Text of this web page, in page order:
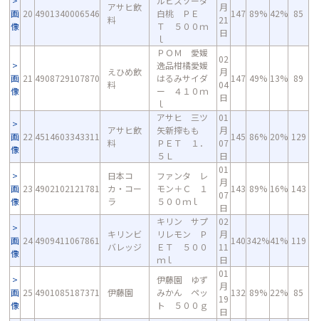
画
像
20 4901340006546
アサヒ飲
料
白桃 ＰＥ
Ｔ ５００ｍ
ｌ
月
21
日
147 89% 42% 85
画
像
21 4908729107870
えひめ飲
料
ＰＯＭ 愛媛
逸品柑橘愛媛
はるみサイダ
ー ４１０ｍ
ｌ
02
月
04
日
147 49% 13% 89
画
像
22 4514603343311
アサヒ飲
料
アサヒ 三ツ
矢新搾もも
ＰＥＴ １．
５Ｌ
01
月
07
日
145 86% 20% 129
画
像
23 4902102121781
日本コ
カ・コー
ラ
ファンタ レ
モン＋Ｃ １
５００ｍｌ
01
月
07
日
143 89% 16% 143
画
像
24 4909411067861
キリンビ
バレッジ
キリン サプ
リレモン Ｐ
ＥＴ ５００
ｍｌ
02
月
11
日
140342%41% 119
画
像
25 4901085187371 伊藤園
伊藤園 ゆず
みかん ペッ
ト ５００ｇ
01
月
19
日
132 89% 22% 85